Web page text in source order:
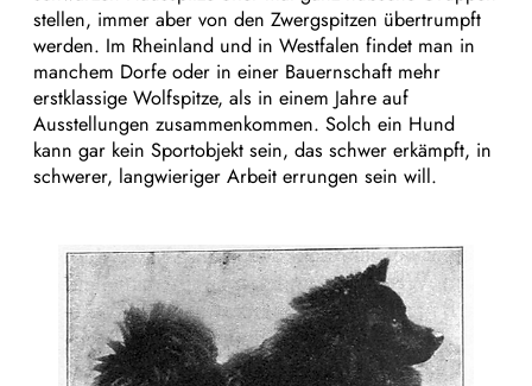
stellen, immer aber von den Zwergspitzen übertrumpft
werden. Im Rheinland und in Westfalen findet man in
manchem Dorfe oder in einer Bauernschaft mehr
erstklassige Wolfspitze, als in einem Jahre auf
Ausstellungen zusammenkommen. Solch ein Hund
kann gar kein Sportobjekt sein, das schwer erkämpft, in
schwerer, langwieriger Arbeit errungen sein will.